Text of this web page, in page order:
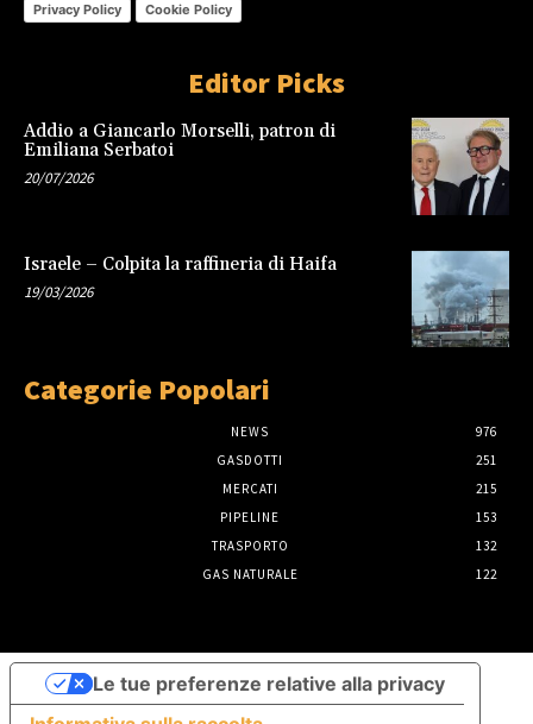
Privacy Policy Cookie Policy
Editor Picks
Addio a Giancarlo Morselli, patron di
Emiliana Serbatoi
20/07/2026
Israele – Colpita la raffineria di Haifa
19/03/2026
Categorie Popolari
NEWS
976
GASDOTTI
251
MERCATI
215
PIPELINE
153
TRASPORTO
132
GAS NATURALE
122
Le tue preferenze relative alla privacy